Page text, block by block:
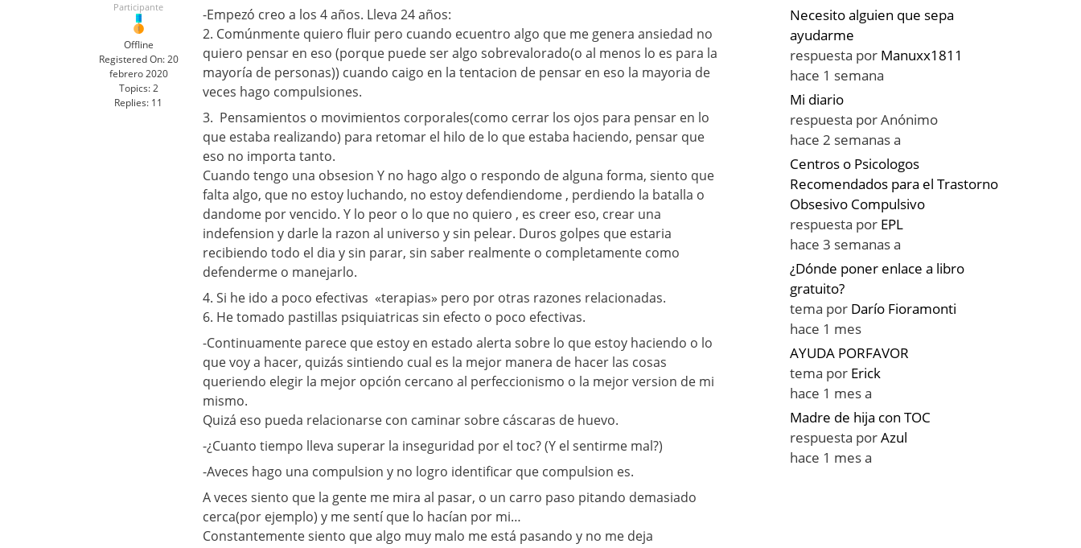
Participante
Offline
Registered On: 20
febrero 2020
Topics: 2
Replies: 11
-Empezó creo a los 4 años. Lleva 24 años:
2. Comúnmente quiero fluir pero cuando ecuentro algo que me genera ansiedad no
quiero pensar en eso (porque puede ser algo sobrevalorado(o al menos lo es para la
mayoría de personas)) cuando caigo en la tentacion de pensar en eso la mayoria de
veces hago compulsiones.
3. Pensamientos o movimientos corporales(como cerrar los ojos para pensar en lo
que estaba realizando) para retomar el hilo de lo que estaba haciendo, pensar que
eso no importa tanto.
Cuando tengo una obsesion Y no hago algo o respondo de alguna forma, siento que
falta algo, que no estoy luchando, no estoy defendiendome , perdiendo la batalla o
dandome por vencido. Y lo peor o lo que no quiero , es creer eso, crear una
indefension y darle la razon al universo y sin pelear. Duros golpes que estaria
recibiendo todo el dia y sin parar, sin saber realmente o completamente como
defenderme o manejarlo.
4. Si he ido a poco efectivas «terapias» pero por otras razones relacionadas.
6. He tomado pastillas psiquiatricas sin efecto o poco efectivas.
-Continuamente parece que estoy en estado alerta sobre lo que estoy haciendo o lo
que voy a hacer, quizás sintiendo cual es la mejor manera de hacer las cosas
queriendo elegir la mejor opción cercano al perfeccionismo o la mejor version de mi
mismo.
Quizá eso pueda relacionarse con caminar sobre cáscaras de huevo.
-¿Cuanto tiempo lleva superar la inseguridad por el toc? (Y el sentirme mal?)
-Aveces hago una compulsion y no logro identificar que compulsion es.
A veces siento que la gente me mira al pasar, o un carro paso pitando demasiado
cerca(por ejemplo) y me sentí que lo hacían por mi…
Constantemente siento que algo muy malo me está pasando y no me deja
Necesito alguien que sepa
ayudarme
respuesta por Manuxx1811
hace 1 semana
Mi diario
respuesta porAnónimo
hace 2 semanas a
Centros o Psicologos
Recomendados para el Trastorno
Obsesivo Compulsivo
respuesta por EPL
hace 3 semanas a
¿Dónde poner enlace a libro
gratuito?
tema por Darío Fioramonti
hace 1 mes
AYUDA PORFAVOR
tema por Erick
hace 1 mes a
Madre de hija con TOC
respuesta porAzul
hace 1 mes a